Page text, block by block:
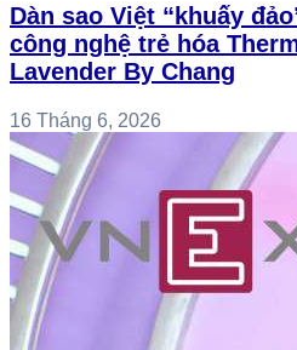
Dàn sao Việt “khuấy
công nghệ trẻ hóa
Lavender By Chang
16 Tháng 6, 2026